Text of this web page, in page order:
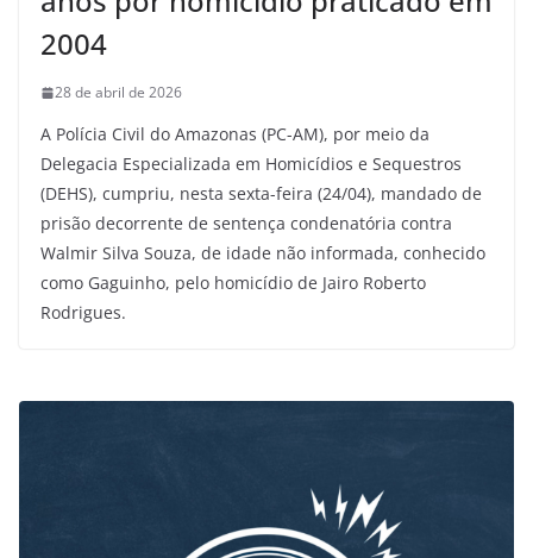
2004
28 de abril de 2026
A Polícia Civil do Amazonas (PC-AM), por meio da
Delegacia Especializada em Homicídios e Sequestros
(DEHS), cumpriu, nesta sexta-feira (24/04), mandado de
prisão decorrente de sentença condenatória contra
Walmir Silva Souza, de idade não informada, conhecido
como Gaguinho, pelo homicídio de Jairo Roberto
Rodrigues.